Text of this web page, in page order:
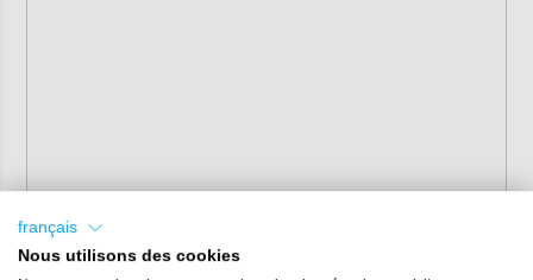
français
Nous utilisons des cookies